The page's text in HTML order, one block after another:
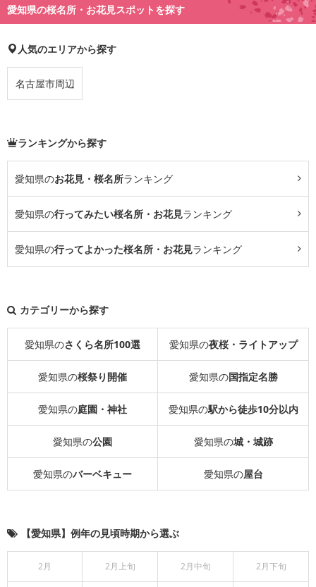
愛知県の桜名所・お花見スポットを探す
人気のエリアから探す
名古屋市周辺
ランキングから探す
愛知県のお花見・桜名所ランキング
愛知県の行ってみたい桜名所・お花見ランキング
愛知県の行ってよかった桜名所・お花見ランキング
カテゴリーから探す
愛知県のさくら名所100選 愛知県の夜桜・ライトアップ
愛知県の桜祭り開催 愛知県の国指定名勝
愛知県の庭園・神社 愛知県の駅から徒歩10分以内
愛知県の公園 愛知県の城・城跡
愛知県のバーベキュー 愛知県の屋台
【愛知県】例年の見頃時期から選ぶ
2月 2月上旬 2月中旬 2月下旬